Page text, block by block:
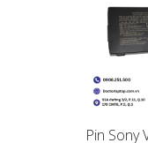
Pin Sony